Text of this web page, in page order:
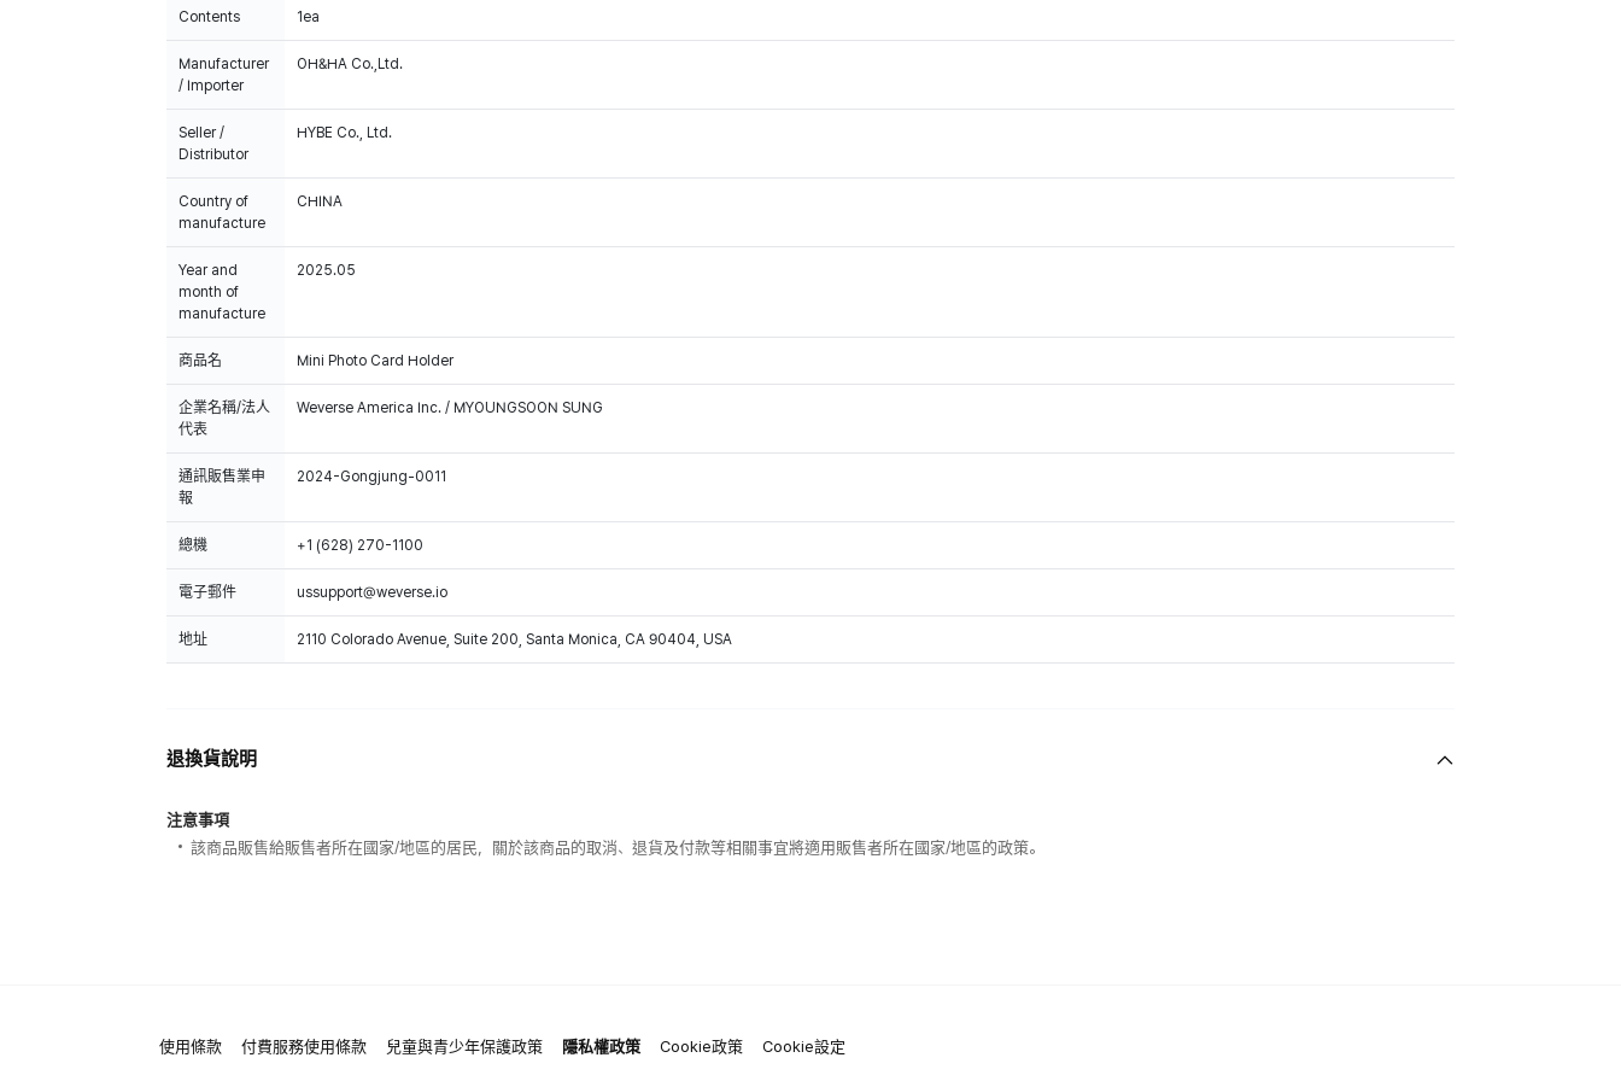
Contents 1ea
Manufacturer
/ Importer
OH&HA Co.,Ltd.
Seller /
Distributor
HYBE Co., Ltd.
Country of
manufacture
CHINA
Year and
month of
manufacture
2025.05
商品名 Mini Photo Card Holder
企業名稱/法人
代表
Weverse America Inc. / MYOUNGSOON SUNG
通訊販售業申
報
2024-Gongjung-0011
總機 +1 (628) 270-1100
電子郵件 ussupport@weverse.io
地址 2110 Colorado Avenue, Suite 200, Santa Monica, CA 90404, USA
退換貨說明
注意事項
該商品販售給販售者所在國家/地區的居民，關於該商品的取消、退貨及付款等相關事宜將適用販售者所在國家/地區的政策。
使用條款 付費服務使用條款 兒童與青少年保護政策 隱私權政策 Cookie政策 Cookie設定